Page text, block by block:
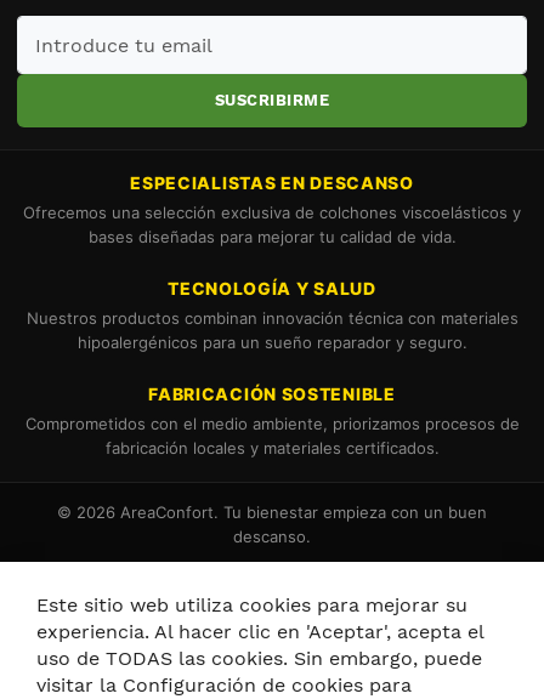
Introduce
email
SUSCRIBIRME
ESPECIALISTAS EN DESCANSO
Ofrecemos una selección exclusiva de colchones viscoelásticos y
bases diseñadas para mejorar tu calidad de vida.
TECNOLOGÍA Y SALUD
Nuestros productos combinan innovación técnica con materiales
hipoalergénicos para un sueño reparador y seguro.
FABRICACIÓN SOSTENIBLE
Comprometidos con el medio ambiente, priorizamos procesos de
fabricación locales y materiales certificados.
© 2026 AreaConfort. Tu bienestar empieza con un buen
descanso.
Este sitio web utiliza cookies para mejorar su
experiencia. Al hacer clic en 'Aceptar', acepta el
uso de TODAS las cookies. Sin embargo, puede
visitar la Configuración de cookies para